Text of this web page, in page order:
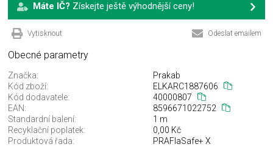
Máte IČ? Získejte ještě výhodnější ceny!
Vytisknout Odeslat emailem
Obecné parametry
Značka:
Prakab
Kód zboží:
ELKARC1887606
Kód dodavatele:
40000807
EAN:
8596671022752
Standardní balení:
1 m
Recyklační poplatek:
0,00 Kč
Produktová řada:
PRAFlaSafe+ X